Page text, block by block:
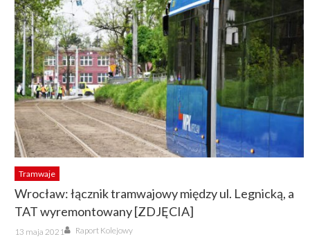
Tramwaje
Wrocław: łącznik tramwajowy między ul. Legnicką, a
TAT wyremontowany [ZDJĘCIA]
Posted
on
13 maja 2021 Author
Raport Kolejowy